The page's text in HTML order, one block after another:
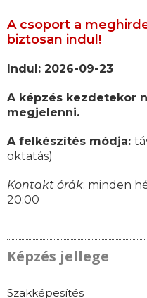
A csoport a
biztosan indul!
Indul: 2026-09-23
A képzés kezdetekor
megjelenni.
A felkészítés módja:
oktatás)
Kontakt órák: minden
20:00
Képzés jellege
Szakképesítés